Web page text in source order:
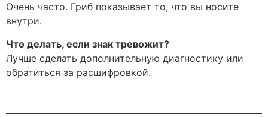
Очень часто. Гриб показывает то, что вы носите
внутри.
Что делать, если знак тревожит?
Лучше сделать дополнительную диагностику или
обратиться за расшифровкой.